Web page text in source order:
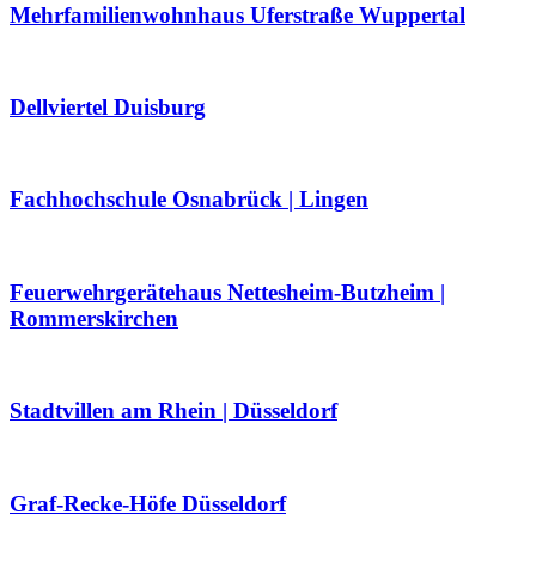
Mehrfamilienwohnhaus Uferstraße Wuppertal
Dellviertel Duisburg
Fachhochschule Osnabrück | Lingen
Feuerwehrgerätehaus Nettesheim-Butzheim |
Rommerskirchen
Stadtvillen am Rhein | Düsseldorf
Graf-Recke-Höfe Düsseldorf